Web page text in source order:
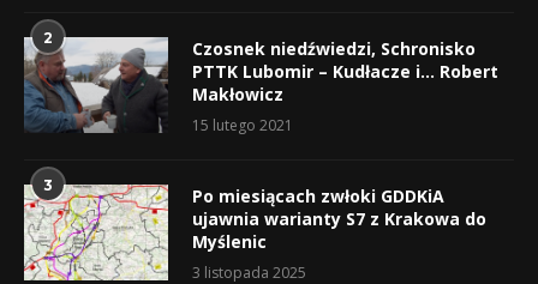
2
Czosnek niedźwiedzi, Schronisko
PTTK Lubomir – Kudłacze i… Robert
Makłowicz
15 lutego 2021
3
Po miesiącach zwłoki GDDKiA
ujawnia warianty S7 z Krakowa do
Myślenic
3 listopada 2025